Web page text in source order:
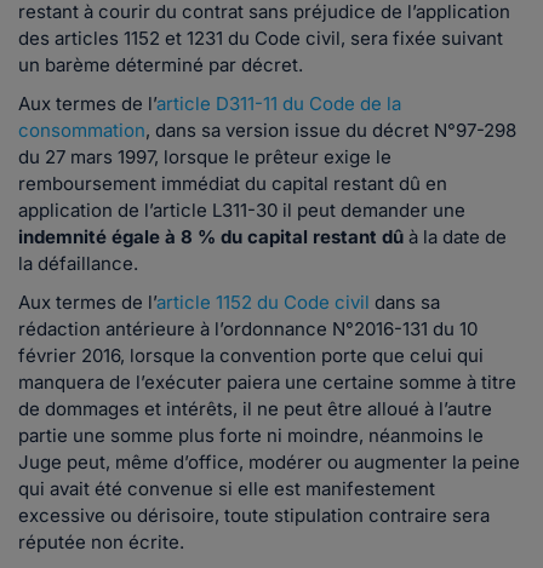
restant à courir du contrat sans préjudice de l’application
des articles 1152 et 1231 du Code civil, sera fixée suivant
un barème déterminé par décret.
Aux termes de l’article D311-11 du Code de la
consommation, dans sa version issue du décret N°97-298
du 27 mars 1997, lorsque le prêteur exige le
remboursement immédiat du capital restant dû en
application de l’article L311-30 il peut demander une
indemnité égale à 8 % du capital restant dû à la date de
la défaillance.
Aux termes de l’article 1152 du Code civil dans sa
rédaction antérieure à l’ordonnance N°2016-131 du 10
février 2016, lorsque la convention porte que celui qui
manquera de l’exécuter paiera une certaine somme à titre
de dommages et intérêts, il ne peut être alloué à l’autre
partie une somme plus forte ni moindre, néanmoins le
Juge peut, même d’office, modérer ou augmenter la peine
qui avait été convenue si elle est manifestement
excessive ou dérisoire, toute stipulation contraire sera
réputée non écrite.